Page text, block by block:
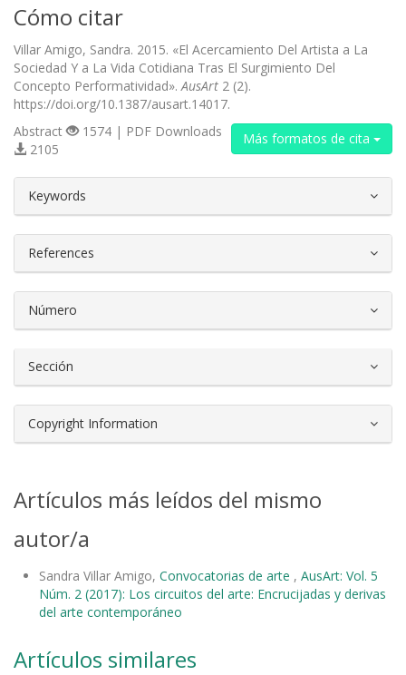
Cómo citar
Villar Amigo, Sandra. 2015. «El Acercamiento Del Artista a La
Sociedad Y a La Vida Cotidiana Tras El Surgimiento Del
Concepto Performatividad». AusArt 2 (2).
https://doi.org/10.1387/ausart.14017.
Más formatos de cita
Abstract
1574 | PDF Downloads
2105
Keywords
References
Número
Sección
Copyright Information
Artículos más leídos del mismo
autor/a
Sandra Villar Amigo, Convocatorias de arte , AusArt: Vol. 5
Núm. 2 (2017): Los circuitos del arte: Encrucijadas y derivas
del arte contemporáneo
Artículos similares